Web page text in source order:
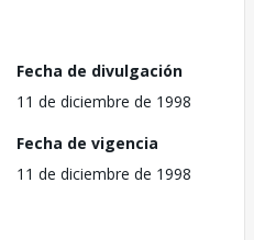
Fecha de divulgación
11 de diciembre de 1998
Fecha de vigencia
11 de diciembre de 1998